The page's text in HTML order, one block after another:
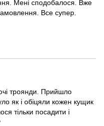
Мені сподобалося. Вже
Все супер.
троянди. Прийшло
як і обіцяли кожен кущик
тільки посадити і